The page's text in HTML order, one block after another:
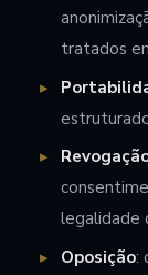
tratados
legalidade
Oposição: